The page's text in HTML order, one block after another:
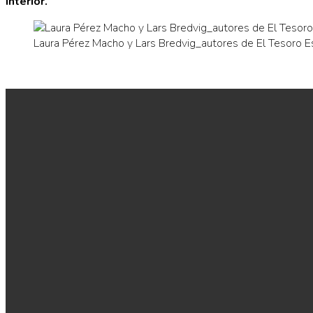
Laura Pérez Macho y Lars Bredvig_autores de El Tesoro